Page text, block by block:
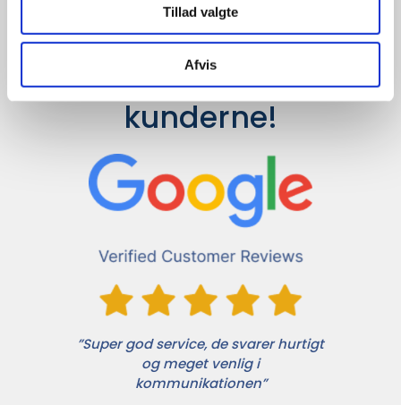
Tillad valgte
Afvis
Det siger
kunderne!
”Super god service, de svarer hurtigt
og meget venlig i
kommunikationen”